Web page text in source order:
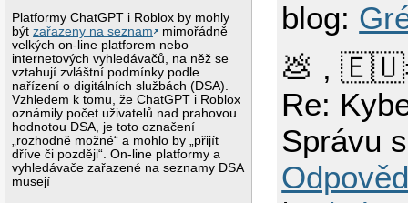
Platformy ChatGPT i Roblox by mohly
býtzařazeny na seznam
mimořádně
velkých on-line platforem nebo
internetových vyhledávačů, na něž se
vztahují zvláštní podmínky podle
nařízení o digitálních službách (DSA).
Vzhledem k tomu, že ChatGPT i Roblox
oznámily počet uživatelů nad prahovou
hodnotou DSA, je toto označení
„rozhodně možné“ a mohlo by „přijít
dříve či později“. On-line platformy a
vyhledávače zařazené na seznamy DSA
musejí
blog:
💩 ,
Re:
Správu